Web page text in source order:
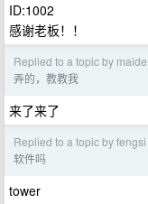
ID:1002
感谢老板！！
Replied to a topic by
弄的，教教我
来了来了
Replied to a topic by fengsi
软件吗
tower